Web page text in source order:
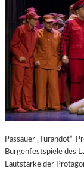
Passauer „Turandot“-
Burgenfestspiele des
Lautstärke der